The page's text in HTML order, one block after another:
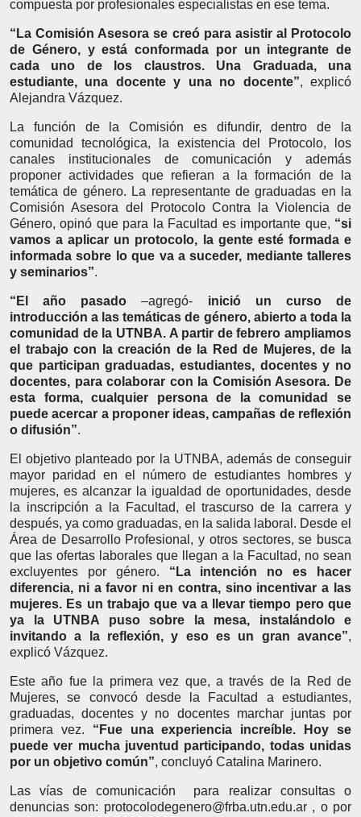
compuesta por profesionales especialistas en ese tema.
“La Comisión Asesora se creó para asistir al Protocolo
de Género, y está conformada por un integrante de
cada uno de los claustros. Una Graduada, una
estudiante, una docente y una no docente”, explicó
Alejandra Vázquez.
La función de la Comisión es difundir, dentro de la
comunidad tecnológica, la existencia del Protocolo, los
canales institucionales de comunicación y además
proponer actividades que refieran a la formación de la
temática de género. La representante de graduadas en la
Comisión Asesora del Protocolo Contra la Violencia de
Género, opinó que para la Facultad es importante que, “si
vamos a aplicar un protocolo, la gente esté formada e
informada sobre lo que va a suceder, mediante talleres
y seminarios”.
“El año pasado –agregó- inició un curso de
introducción a las temáticas de género, abierto a toda la
comunidad de la UTNBA. A partir de febrero ampliamos
el trabajo con la creación de la Red de Mujeres, de la
que participan graduadas, estudiantes, docentes y no
docentes, para colaborar con la Comisión Asesora. De
esta forma, cualquier persona de la comunidad se
puede acercar a proponer ideas, campañas de reflexión
o difusión”.
El objetivo planteado por la UTNBA, además de conseguir
mayor paridad en el número de estudiantes hombres y
mujeres, es alcanzar la igualdad de oportunidades, desde
la inscripción a la Facultad, el trascurso de la carrera y
después, ya como graduadas, en la salida laboral. Desde el
Área de Desarrollo Profesional, y otros sectores, se busca
que las ofertas laborales que llegan a la Facultad, no sean
excluyentes por género. “La intención no es hacer
diferencia, ni a favor ni en contra, sino incentivar a las
mujeres. Es un trabajo que va a llevar tiempo pero que
ya la UTNBA puso sobre la mesa, instalándolo e
invitando a la reflexión, y eso es un gran avance”,
explicó Vázquez.
Este año fue la primera vez que, a través de la Red de
Mujeres, se convocó desde la Facultad a estudiantes,
graduadas, docentes y no docentes marchar juntas por
primera vez. “Fue una experiencia increíble. Hoy se
puede ver mucha juventud participando, todas unidas
por un objetivo común”, concluyó Catalina Marinero.
Las vías de comunicación para realizar consultas o
denuncias son: protocolodegenero@frba.utn.edu.ar , o por